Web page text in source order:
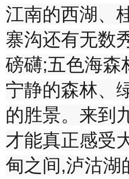
江南的西湖、
寨沟还有无数
磅礴;五色海森
宁静的森林、
的胜景。 来到
才能真正感受
甸之间,泸沽湖